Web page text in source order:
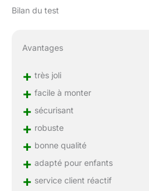
Bilan du test
Avantages
+ très joli
+ facile à monter
+ sécurisant
+ robuste
+ bonne qualité
+ adapté pour enfants
+ service client réactif